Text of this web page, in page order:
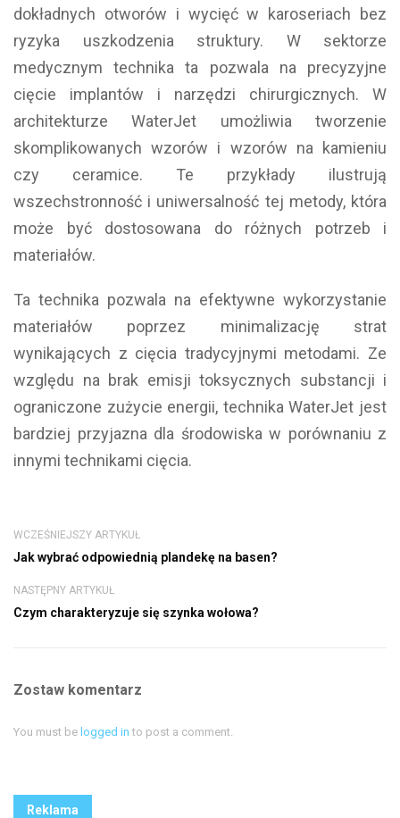
dokładnych otworów i wycięć w karoseriach bez
ryzyka uszkodzenia struktury. W sektorze
medycznym technika ta pozwala na precyzyjne
cięcie implantów i narzędzi chirurgicznych. W
architekturze WaterJet umożliwia tworzenie
skomplikowanych wzorów i wzorów na kamieniu
czy ceramice. Te przykłady ilustrują
wszechstronność i uniwersalność tej metody, która
może być dostosowana do różnych potrzeb i
materiałów.
Ta technika pozwala na efektywne wykorzystanie
materiałów poprzez minimalizację strat
wynikających z cięcia tradycyjnymi metodami. Ze
względu na brak emisji toksycznych substancji i
ograniczone zużycie energii, technika WaterJet jest
bardziej przyjazna dla środowiska w porównaniu z
innymi technikami cięcia.
WCZEŚNIEJSZY ARTYKUŁ
Jak wybrać odpowiednią plandekę na basen?
NASTĘPNY ARTYKUŁ
Czym charakteryzuje się szynka wołowa?
Zostaw komentarz
You must be logged in to post a comment.
Reklama